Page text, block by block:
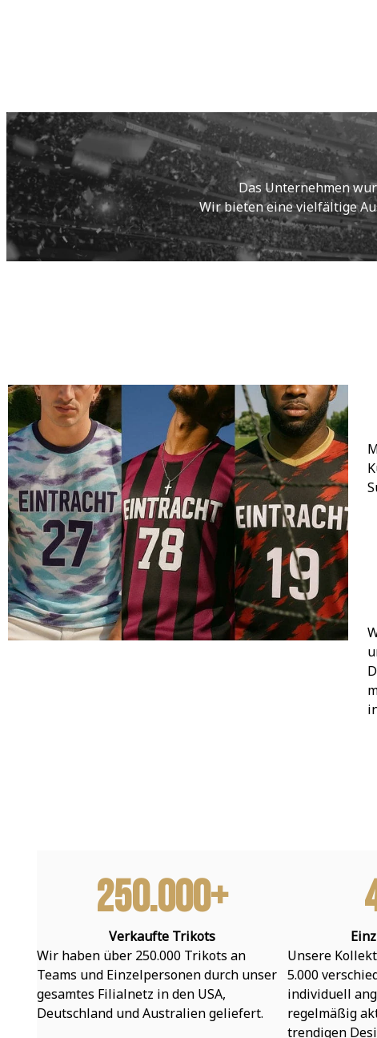
Das Unternehmen
Wir bieten eine vielfältige
250.000+
Verkaufte Trikots
Wir haben über 250.000 Trikots an
Teams und Einzelpersonen durch unser
gesamtes Filialnetz in den USA,
Deutschland und Australien geliefert.
Unsere
5.000
individuell
regelmäßig
trendigen